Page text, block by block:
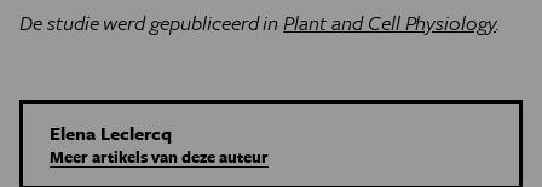
De studie werd gepubliceerd inPlant and Cell Physiology.
Elena Leclercq
Meer artikels van deze auteur